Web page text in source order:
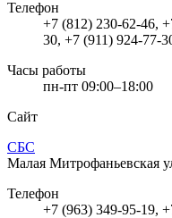
Телефон
+7 (812) 230-62-46,
30, +7 (911) 924-77-
Часы работы
пн-пт 09:00–18:00
Сайт
СБС
Малая Митрофаньевская
Телефон
+7 (963) 349-95-19,